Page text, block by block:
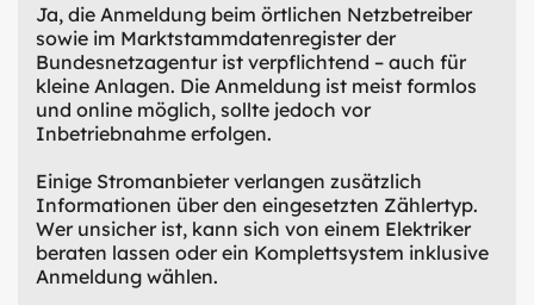
Ja, die Anmeldung beim örtlichen Netzbetreiber
sowie im Marktstammdatenregister der
Bundesnetzagentur ist verpflichtend – auch für
kleine Anlagen. Die Anmeldung ist meist formlos
und online möglich, sollte jedoch vor
Inbetriebnahme erfolgen.
Einige Stromanbieter verlangen zusätzlich
Informationen über den eingesetzten Zählertyp.
Wer unsicher ist, kann sich von einem Elektriker
beraten lassen oder ein Komplettsystem inklusive
Anmeldung wählen.